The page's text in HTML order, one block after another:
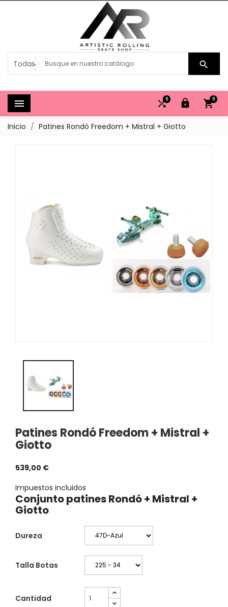

 0


0
Inicio Patines Rondó Freedom + Mistral + Giotto
Patines Rondó Freedom + Mistral +
Giotto
539,00 €
Impuestos incluidos
Conjunto patines Rondó + Mistral +
Giotto
Dureza
Talla Botas
Cantidad